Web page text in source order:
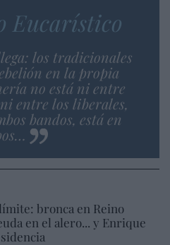
Eucarístico
los tradicionales
en la propia
no está ni entre
entre los liberales,
bandos, está en
bronca en Reino
en el alero... y Enrique